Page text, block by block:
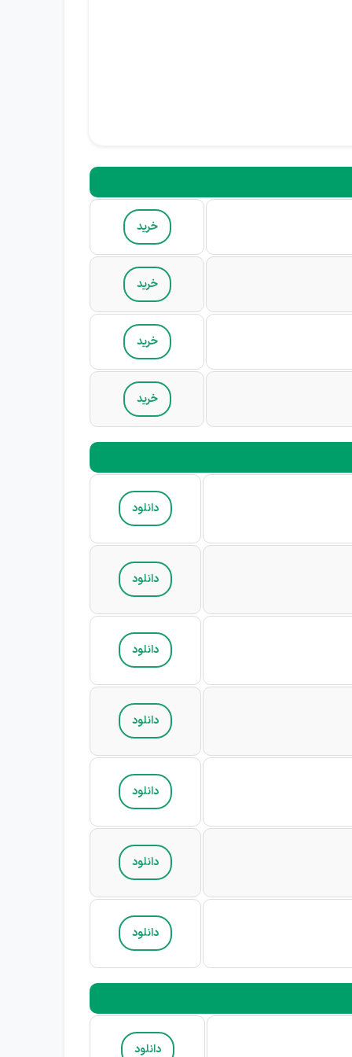
خرید
خرید
خرید
خرید
دانلود
دانلود
دانلود
دانلود
دانلود
دانلود
دانلود
دانلود